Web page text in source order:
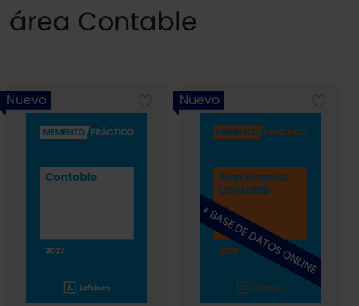
área Contable
Nuevo Nuevo